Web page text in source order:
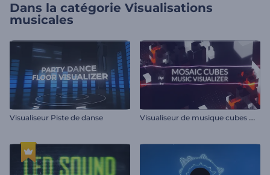
Dans la catégorie Visualisations
musicales
Visualiseur Piste de danse V
isualiseur de musique cubes mosaïques